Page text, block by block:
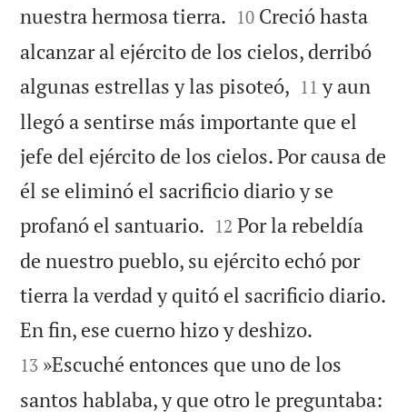
nuestra hermosa tierra. 

10 Creció hasta
alcanzar al ejército de los cielos, derribó
algunas estrellas y las pisoteó, 

11 y aun
llegó a sentirse más importante que el
jefe del ejército de los cielos. Por causa de
él se eliminó el sacrificio diario y se
profanó el santuario. 

12 Por la rebeldía
de nuestro pueblo, su ejército echó por
tierra la verdad y quitó el sacrificio diario.
En fin, ese cuerno hizo y deshizo.
13 »Escuché entonces que uno de los
santos hablaba, y que otro le preguntaba: